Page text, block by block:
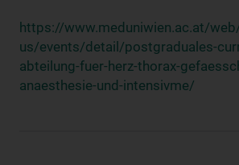
https://www.meduniwien.ac.at/
us/events/detail/postgraduales-
abteilung-fuer-herz-thorax-
anaesthesie-und-intensivme/